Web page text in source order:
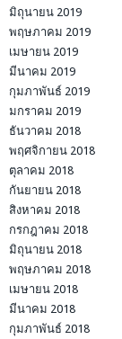
มิถุนายน 2019
พฤษภาคม 2019
เมษายน 2019
มีนาคม 2019
กุมภาพันธ์ 2019
มกราคม 2019
ธันวาคม 2018
พฤศจิกายน 2018
ตุลาคม 2018
กันยายน 2018
สิงหาคม 2018
กรกฎาคม 2018
มิถุนายน 2018
พฤษภาคม 2018
เมษายน 2018
มีนาคม 2018
กุมภาพันธ์ 2018